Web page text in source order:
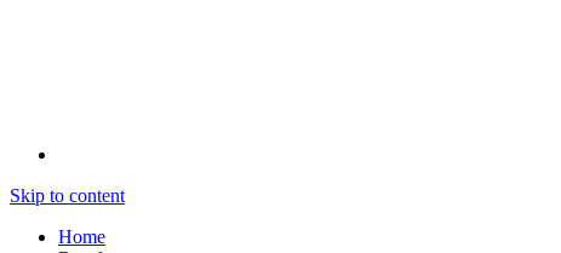
Skip to content
Home